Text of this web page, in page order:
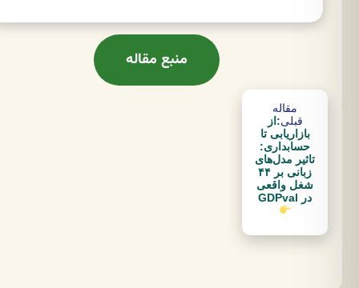
منبع مقاله
مقاله
قبلی:از
بازاریابی تا
حسابداری:
تاثیر مدل‌های
زبانی بر ۴۴
شغل واقعی
در GDPval